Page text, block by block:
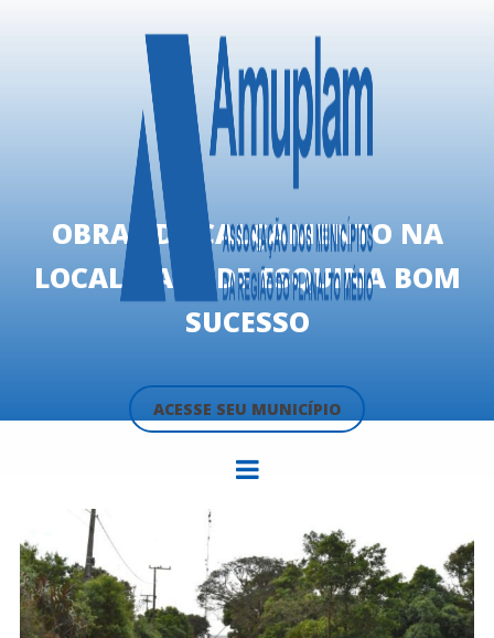
ACESSE SEU MUNICÍPIO
OBRAS DE CALÇAMENTO NA
LOCALIDADE DE ESQUINA BOM
SUCESSO